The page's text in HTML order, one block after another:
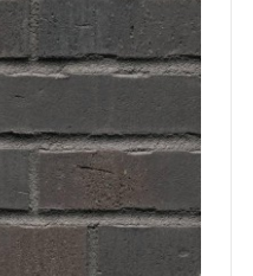
Кирпич ручной
формовки
Клинкерный
подоконник
Софиты